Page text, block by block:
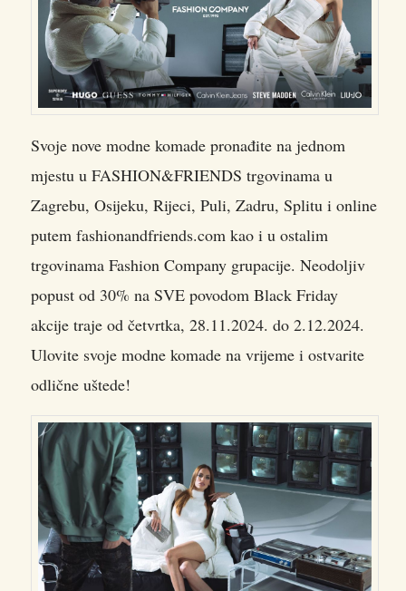
Svoje nove modne komade pronađite na jednom
mjestu u FASHION&FRIENDS trgovinama u
Zagrebu, Osijeku, Rijeci, Puli, Zadru, Splitu i online
putem fashionandfriends.com kao i u ostalim
trgovinama Fashion Company grupacije. Neodoljiv
popust od 30% na SVE povodom Black Friday
akcije traje od četvrtka, 28.11.2024. do 2.12.2024.
Ulovite svoje modne komade na vrijeme i ostvarite
odlične uštede!